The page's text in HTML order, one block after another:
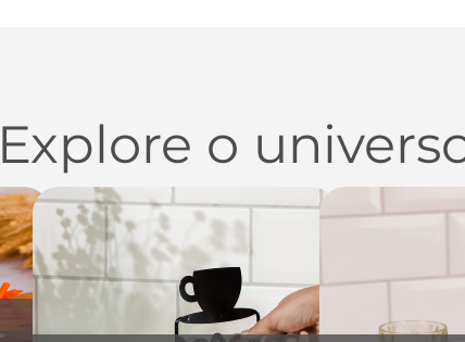
Explore o
Casa e
Organização